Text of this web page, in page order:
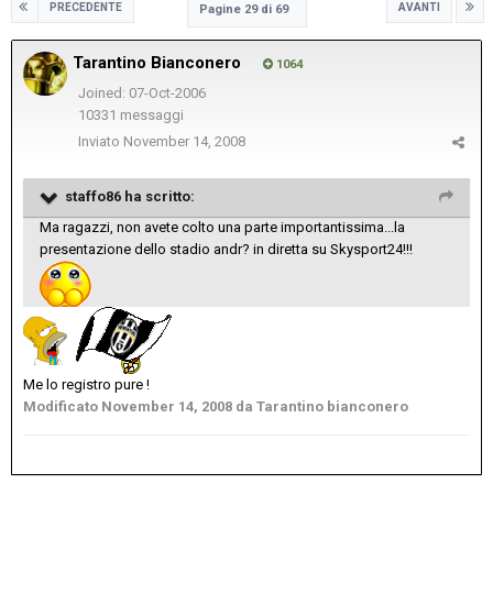
PRECEDENTE AVANTI
Pagine 29 di 69
Tarantino Bianconero 1064
Joined: 07-Oct-2006
10331 messaggi
Inviato November 14, 2008
staffo86 ha scritto:
Ma ragazzi, non avete colto una parte importantissima...la
presentazione dello stadio andr? in diretta su Skysport24!!!
Me lo registro pure !
Modificato November 14, 2008 da Tarantino bianconero